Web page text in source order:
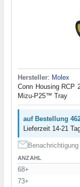
Hersteller: Molex
Conn Housing RCP
Mizu-P25™ Tray
auf Bestellung
Lieferzeit 14-21
ANZAHL
68+
73+